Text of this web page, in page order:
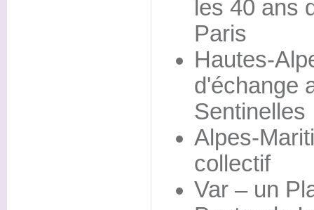
les 40 ans
Paris
Hautes-
d'échange
Sentinelles
Alpes-
collectif
Var – un